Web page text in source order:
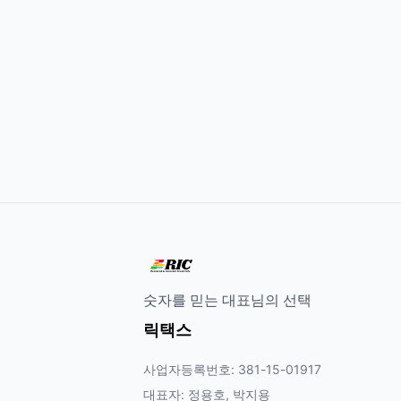
숫자를 믿는 대표님의 선택
릭택스
사업자등록번호: 381-15-01917
대표자: 정용호, 박지용